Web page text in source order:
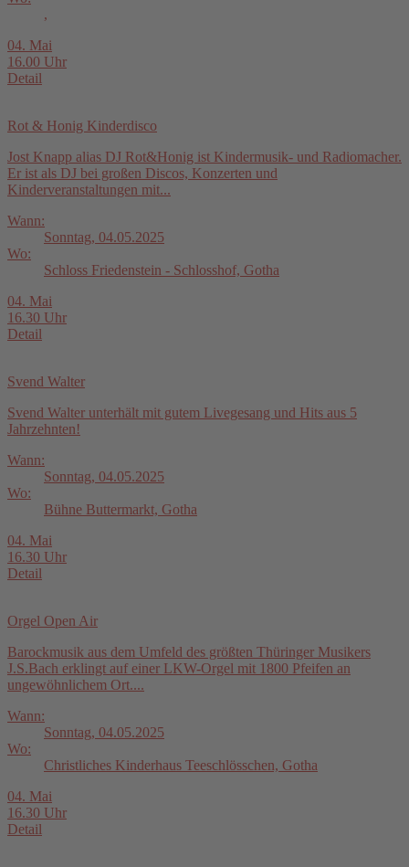
,
04. Mai
16.00 Uhr
Detail
Rot & Honig Kinderdisco
Jost Knapp alias DJ Rot&Honig ist Kindermusik- und Radiomacher.
Er ist als DJ bei großen Discos, Konzerten und
Kinderveranstaltungen mit...
Wann:
Sonntag, 04.05.2025
Wo:
Schloss Friedenstein - Schlosshof, Gotha
04. Mai
16.30 Uhr
Detail
Svend Walter
Svend Walter unterhält mit gutem Livegesang und Hits aus 5
Jahrzehnten!
Wann:
Sonntag, 04.05.2025
Wo:
Bühne Buttermarkt, Gotha
04. Mai
16.30 Uhr
Detail
Orgel Open Air
Barockmusik aus dem Umfeld des größten Thüringer Musikers
J.S.Bach erklingt auf einer LKW-Orgel mit 1800 Pfeifen an
ungewöhnlichem Ort....
Wann:
Sonntag, 04.05.2025
Wo:
Christliches Kinderhaus Teeschlösschen, Gotha
04. Mai
16.30 Uhr
Detail